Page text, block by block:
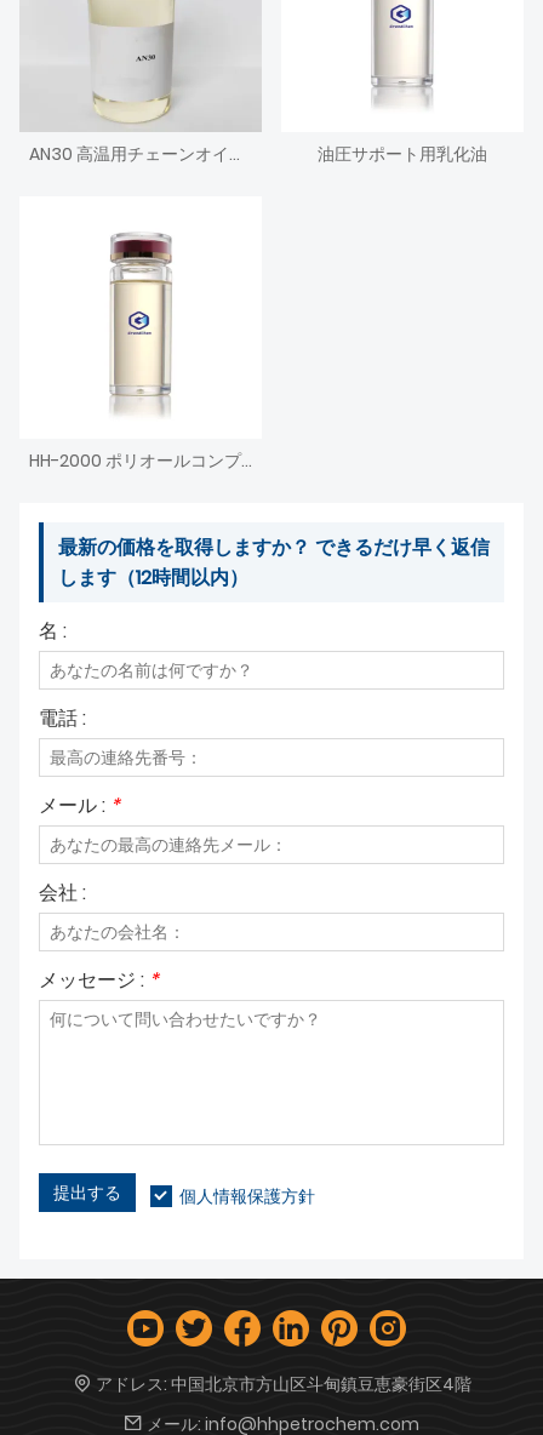
AN30 高温用チェーンオイル 高粘度アルキル化ナフタレン 油圧サポート用乳化油
HH-2000 ポリオールコンプレックスエステル基油
最新の価格を取得しますか？ できるだけ早く返信
します（12時間以内）
名 :
電話 :
メール : *
会社 :
メッセージ : *
提出する 個人情報保護方針
アドレス: 中国北京市方山区斗甸鎮豆恵豪街区4階
メール: info@hhpetrochem.com